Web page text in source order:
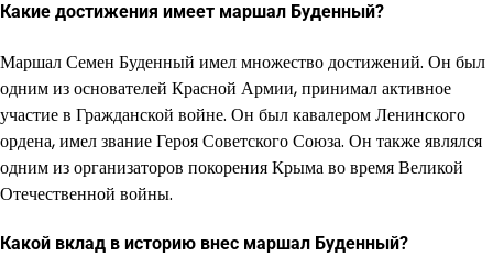
Какие достижения имеет маршал Буденный?
Маршал Семен Буденный имел множество достижений. Он был
одним из основателей Красной Армии, принимал активное
участие в Гражданской войне. Он был кавалером Ленинского
ордена, имел звание Героя Советского Союза. Он также являлся
одним из организаторов покорения Крыма во время Великой
Отечественной войны.
Какой вклад в историю внес маршал Буденный?